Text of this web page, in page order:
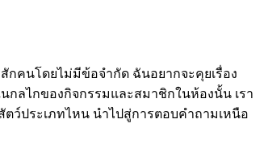
สักคนโดยไม่มีข้อจำกัด ฉันอยากจะคุยเรื่อง
กลไกของกิจกรรมและสมาชิกในห้องนั้น เรา
ว์ประเภทไหน นำไปสู่การตอบคำถามเหนือ